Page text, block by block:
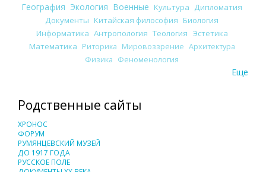
География Экология Военные Культура
Дипломатия
Документы Китайская философия Биология
Информатика Антропология Теология Эстетика
Математика Риторика Мировоззрение Архитектура
Физика Феноменология
Еще
Родственные сайты
ХРОНОС
ФОРУМ
РУМЯНЦЕВСКИЙ МУЗЕЙ
ДО 1917 ГОДА
РУССКОЕ ПОЛЕ